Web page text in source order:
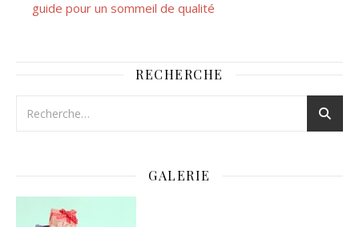
guide pour un sommeil de qualité
RECHERCHE
GALERIE